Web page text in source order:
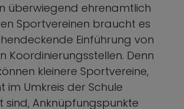
überwiegend ehrenamtlich
Sportvereinen braucht es
Einführung von
Koordinierungsstellen. Denn
kleinere Sportvereine,
im Umkreis der Schule
sind, Anknüpfungspunkte